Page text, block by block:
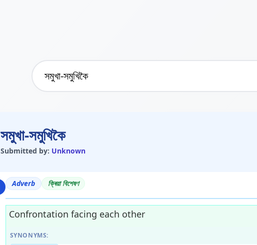
সমুখা-সমুখিকৈ
Submitted by: Unknown
Adverb ক্ৰিয়া বিশেষণ
Confrontation facing each other
SYNONYMS: